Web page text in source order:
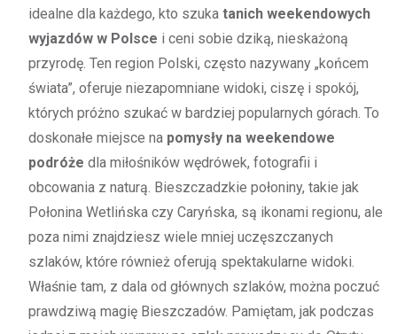
idealne dla każdego, kto szuka tanich weekendowych
wyjazdów w Polsce i ceni sobie dziką, nieskażoną
przyrodę. Ten region Polski, często nazywany „końcem
świata”, oferuje niezapomniane widoki, ciszę i spokój,
których próżno szukać w bardziej popularnych górach. To
doskonałe miejsce na pomysły na weekendowe
podróże dla miłośników wędrówek, fotografii i
obcowania z naturą. Bieszczadzkie połoniny, takie jak
Połonina Wetlińska czy Caryńska, są ikonami regionu, ale
poza nimi znajdziesz wiele mniej uczęszczanych
szlaków, które również oferują spektakularne widoki.
Właśnie tam, z dala od głównych szlaków, można poczuć
prawdziwą magię Bieszczadów. Pamiętam, jak podczas